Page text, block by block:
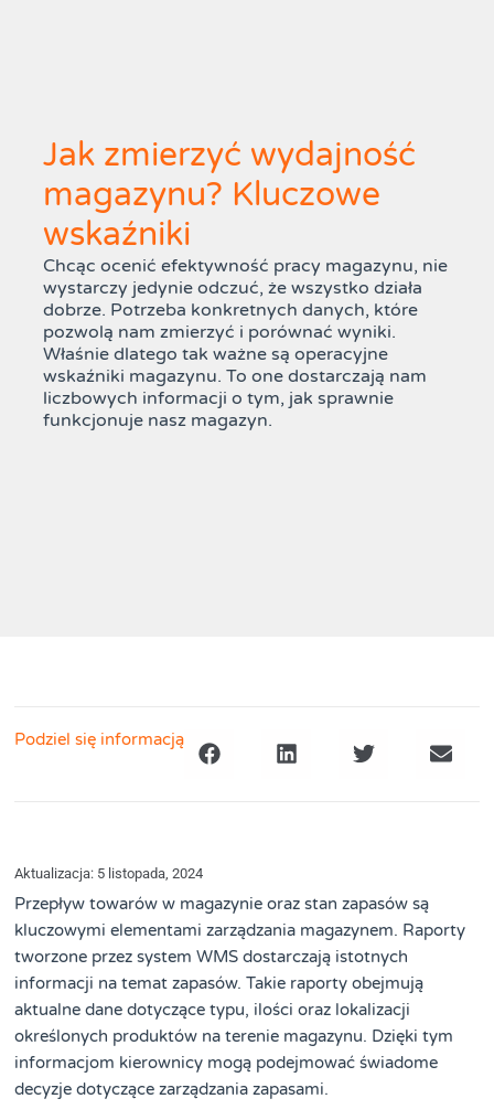
Jak zmierzyć wydajność
magazynu? Kluczowe
wskaźniki
Chcąc ocenić efektywność pracy magazynu, nie
wystarczy jedynie odczuć, że wszystko działa
dobrze. Potrzeba konkretnych danych, które
pozwolą nam zmierzyć i porównać wyniki.
Właśnie dlatego tak ważne są operacyjne
wskaźniki magazynu. To one dostarczają nam
liczbowych informacji o tym, jak sprawnie
funkcjonuje nasz magazyn.
Podziel się informacją
Aktualizacja: 5 listopada, 2024
Przepływ towarów w magazynie oraz stan zapasów są
kluczowymi elementami zarządzania magazynem. Raporty
tworzone przez system WMS dostarczają istotnych
informacji na temat zapasów. Takie raporty obejmują
aktualne dane dotyczące typu, ilości oraz lokalizacji
określonych produktów na terenie magazynu. Dzięki tym
informacjom kierownicy mogą podejmować świadome
decyzje dotyczące zarządzania zapasami.